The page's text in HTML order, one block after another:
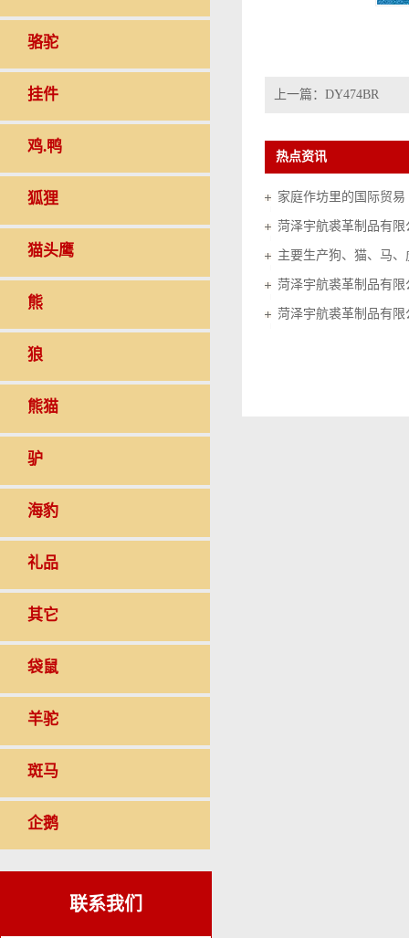
骆驼
挂件
鸡.鸭
狐狸
猫头鹰
熊
狼
熊猫
驴
海豹
礼品
其它
袋鼠
羊驼
斑马
企鹅
联系我们
上一篇： DY474BR
热点资讯
家庭作坊里的国际贸易
菏泽宇航裘革制品有
菏泽宇航裘革制品有限
菏泽宇航裘革制品有限